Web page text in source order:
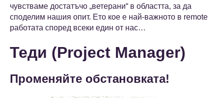
чувстваме достатъчо „ветерани“ в областта, за да
споделим нашия опит. Ето кое е най-важното в remote
работата според всеки един от нас…
Теди (Project Manager)
Променяйте обстановката!